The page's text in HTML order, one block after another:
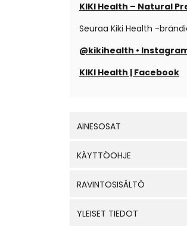
KIKI Health – Natural
Seuraa Kiki Health -
@kikihealth •
KIKI Health | Facebook
AINESOSAT
KÄYTTÖOHJE
RAVINTOSISÄLTÖ
YLEISET TIEDOT